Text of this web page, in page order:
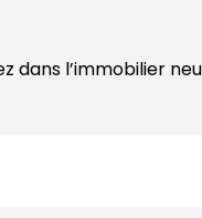
dans l’immobilier